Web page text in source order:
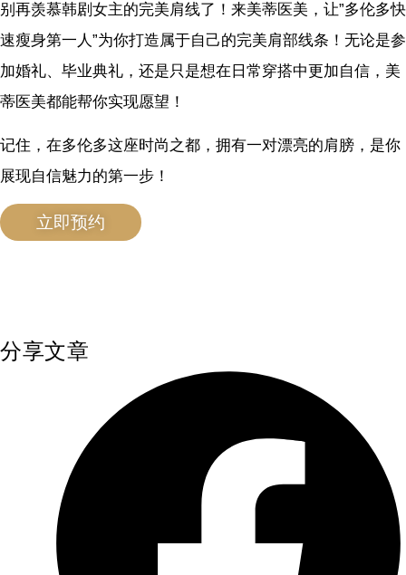
别再羡慕韩剧女主的完美肩线了！来美蒂医美，让”多伦多快
速瘦身第一人”为你打造属于自己的完美肩部线条！无论是参
加婚礼、毕业典礼，还是只是想在日常穿搭中更加自信，美
蒂医美都能帮你实现愿望！
记住，在多伦多这座时尚之都，拥有一对漂亮的肩膀，是你
展现自信魅力的第一步！
立即预约
分享文章